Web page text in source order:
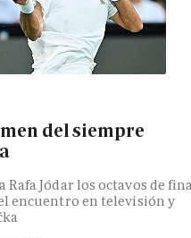
del siempre
Rafa Jódar los octavos de
encuentro en televisión y